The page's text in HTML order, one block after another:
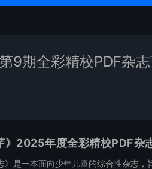
9期全彩精校PDF杂
》2025年度全彩精校PDF杂
》是一本面向少年儿童的综合性杂志